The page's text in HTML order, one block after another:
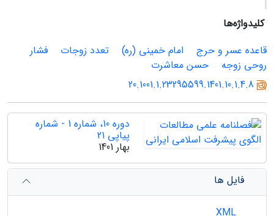
کلیدواژه‌ها
قاعده عسر و حرج
امام خمینی (ره) تعدد زوجات
فشار
روحی زوجه
حسن معاشرت
20.1001.1.23295599.1401.10.1.4.8
دوره 10، شماره 1 - شماره
پیاپی 21
بهار 1401
فایل ها